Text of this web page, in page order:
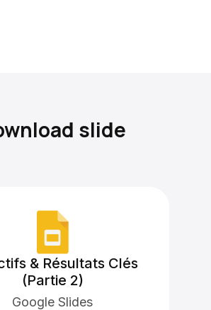
slide
& Résultats Clés
(Partie 2)
Google Slides